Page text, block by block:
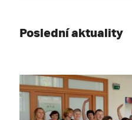
Poslední aktuality